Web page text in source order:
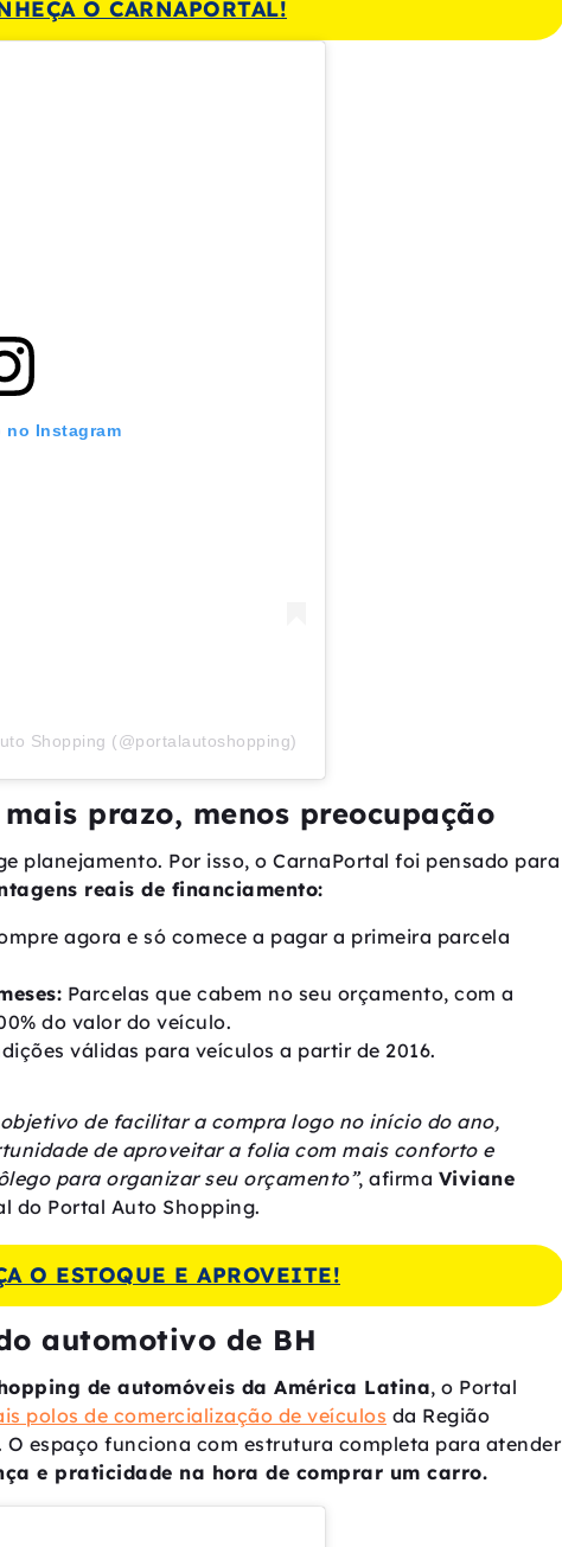
O CARNAPORTAL!
no Instagram
Shopping (@portalautoshopping)
prazo, menos preocupação
planejamento. Por isso, o CarnaPortal foi pensado para
reais de financiamento:
agora e só comece a pagar a primeira parcela
Parcelas que cabem no seu orçamento, com a
do valor do veículo.
válidas para veículos a partir de 2016.
de facilitar a compra logo no início do ano,
de aproveitar a folia com mais conforto e
para organizar seu orçamento”, afirma Viviane
do Portal Auto Shopping.
O ESTOQUE E APROVEITE!
automotivo de BH
de automóveis da América Latina, o Portal
polos de comercialização de veículos da Região
espaço funciona com estrutura completa para atender
e praticidade na hora de comprar um carro.